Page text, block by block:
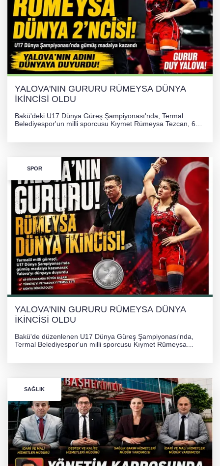
YALOVA'NIN GURURU RÜMEYSA DÜNYA
İKİNCİSİ OLDU
Bakü'deki U17 Dünya Güreş Şampiyonası'nda, Termal
Belediyespor'un milli sporcusu Kıymet Rümeysa Tezcan, 69
SPOR
YALOVA'NIN GURURU RÜMEYSA DÜNYA
İKİNCİSİ OLDU
Bakü'de düzenlenen U17 Dünya Güreş Şampiyonası'nda,
Termal Belediyespor'un milli sporcusu Kıymet Rümeysa
SAĞLIK